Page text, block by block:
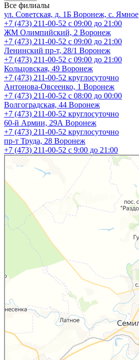
Все филиалы
ул. Советская, д. 1Б Воронеж, с. Ямное
+7 (473) 211-00-52 с 09:00 до 21:00
ЖМ Олимпийский, 2 Воронеж
+7 (473) 211-00-52 с 09:00 до 21:00
Ленинский пр-т, 28/1 Воронеж
+7 (473) 211-00-52 с 09:00 до 21:00
Кольцовская, 49 Воронеж
+7 (473) 211-00-52 круглосуточно
Антонова-Овсеенко, 1 Воронеж
+7 (473) 211-00-52 с 08:00 до 00:00
Волгоградская, 44 Воронеж
+7 (473) 211-00-52 круглосуточно
60-й Армии, 29А Воронеж
+7 (473) 211-00-52 круглосуточно
пр-т Труда, 28 Воронеж
+7 (473) 211-00-52 c 9:00 до 21:00